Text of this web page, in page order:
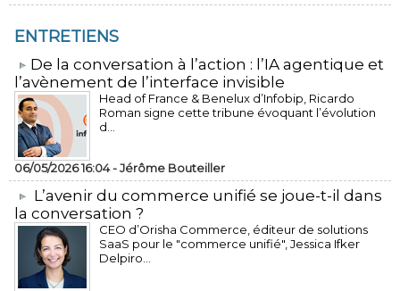
ENTRETIENS
​De la conversation à l’action : l’IA agentique et
l’avènement de l’interface invisible
Head of France & Benelux d’Infobip, Ricardo
Roman signe cette tribune évoquant l’évolution
d...
06/05/2026 16:04 -Jérôme Bouteiller
L’avenir du commerce unifié se joue-t-il dans
la conversation ?
CEO d’Orisha Commerce, éditeur de solutions
SaaS pour le "commerce unifié", Jessica Ifker
Delpiro...